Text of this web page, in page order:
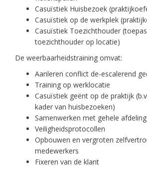
Casuïstiek Huisbezoek
Casuïstiek op de werkplek
Casuïstiek Toezichthouder
toezichthouder op locatie)
De weerbaarheidstraining omvat:
Aanleren conflict de-escalerend
Training op werklocatie
Casuïstiek geënt op de praktijk
kader van huisbezoeken)
Samenwerken met gehele
Veiligheidsprotocollen
Opbouwen en vergroten
medewerkers
Fixeren van de klant